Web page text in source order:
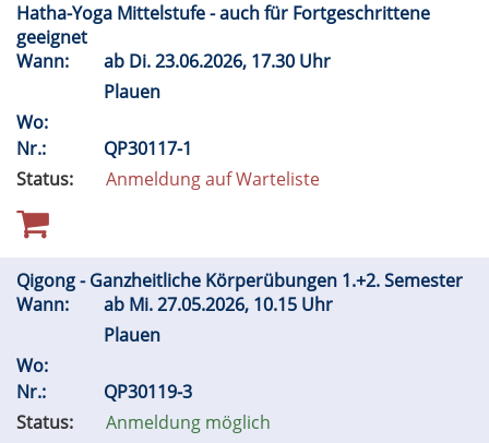
Hatha-Yoga Mittelstufe - auch für Fortgeschrittene
geeignet
Wann:
ab Di.23.06.2026, 17.30 Uhr
Plauen
Wo:
Nr.:
QP30117-1
Status:
Anmeldung auf Warteliste
Qigong - Ganzheitliche Körperübungen 1.+2. Semester
Wann:
ab Mi.27.05.2026, 10.15 Uhr
Plauen
Wo:
Nr.:
QP30119-3
Status:
Anmeldung möglich